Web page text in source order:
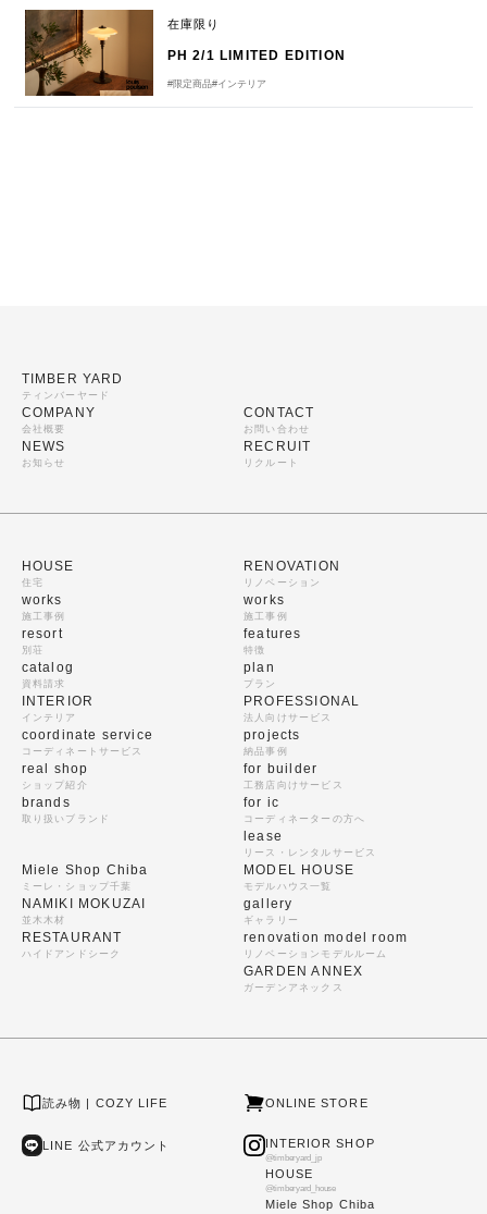
在庫限り
PH 2/1 LIMITED EDITION
#限定商品#インテリア
TIMBER YARD
ティンバーヤード
COMPANY
会社概要
NEWS
お知らせ
CONTACT
お問い合わせ
RECRUIT
リクルート
HOUSE
住宅
works
施工事例
resort
別荘
catalog
資料請求
RENOVATION
リノベーション
works
施工事例
features
特徴
plan
プラン
INTERIOR
インテリア
coordinate service
コーディネートサービス
real shop
ショップ紹介
brands
取り扱いブランド
PROFESSIONAL
法人向けサービス
projects
納品事例
for builder
工務店向けサービス
for ic
コーディネーターの方へ
lease
リース・レンタルサービス
Miele Shop Chiba
ミーレ・ショップ千葉
NAMIKI MOKUZAI
並木木材
RESTAURANT
ハイドアンドシーク
MODEL HOUSE
モデルハウス一覧
gallery
ギャラリー
renovation model room
リノベーションモデルルーム
GARDEN ANNEX
ガーデンアネックス
読み物 | COZY LIFE ONLINE STORE
LINE 公式アカウント INTERIOR SHOP
@timberyard_jp
HOUSE
@timberyard_house
Miele Shop Chiba